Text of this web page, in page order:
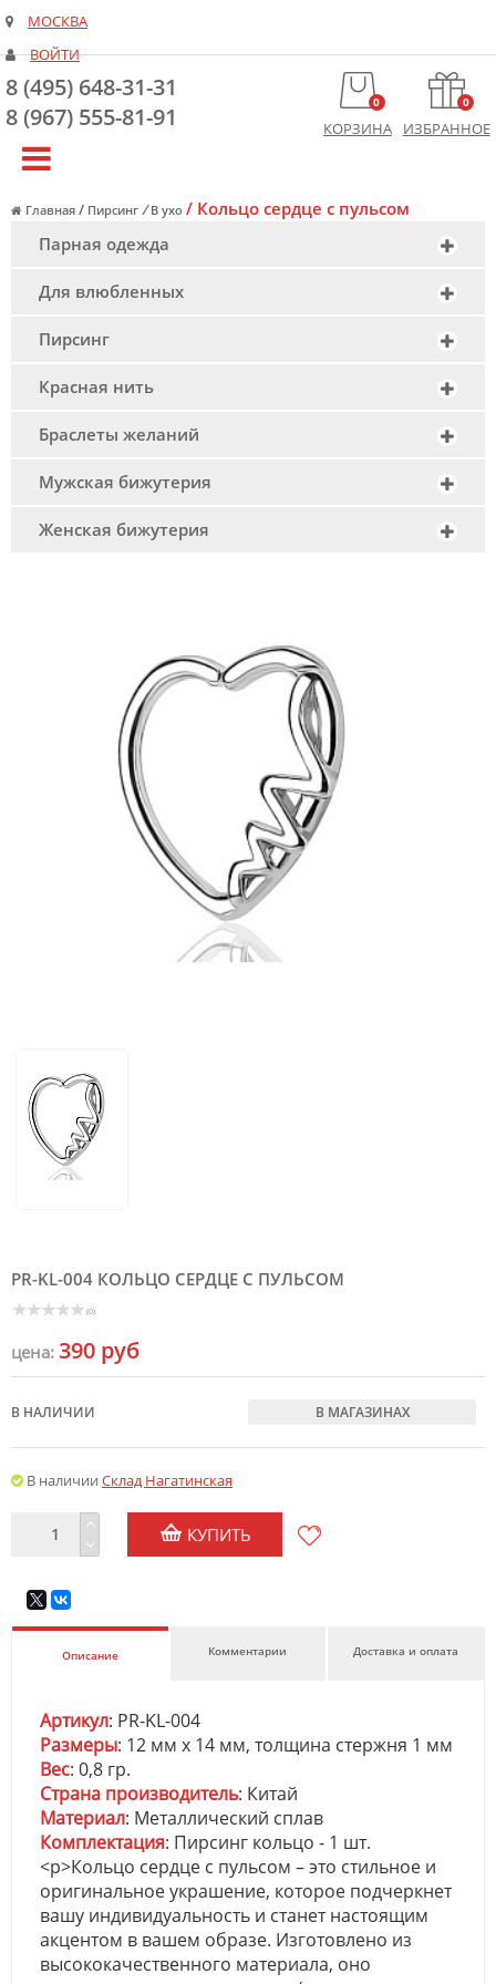
МОСКВА
ВОЙТИ
8 (495) 648-31-31
8 (967) 555-81-91
0
КОРЗИНА
0
ИЗБРАННОЕ
Главная / Пирсинг /В ухо / Кольцо сердце с пульсом
Парная одежда
Для влюбленных
Пирсинг
Красная нить
Браслеты желаний
Мужская бижутерия
Женская бижутерия
PR-KL-004 КОЛЬЦО СЕРДЦЕ С ПУЛЬСОМ
(0)
цена: 390 руб
В НАЛИЧИИ В МАГАЗИНАХ
В наличии Склад Нагатинская
КУПИТЬ
Описание Комментарии Доставка и оплата
Артикул: PR-KL-004
Размеры: 12 мм х 14 мм, толщина стержня 1 мм
Вес: 0,8 гр.
Страна производитель: Китай
Материал: Металлический сплав
Комплектация: Пирсинг кольцо - 1 шт.
<p>Кольцо сердце с пульсом – это стильное и
оригинальное украшение, которое подчеркнет
вашу индивидуальность и станет настоящим
акцентом в вашем образе. Изготовлено из
высококачественного материала, оно